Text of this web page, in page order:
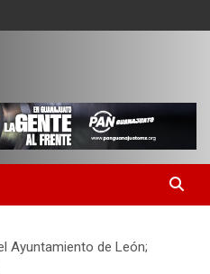
Ayuntamiento de León;